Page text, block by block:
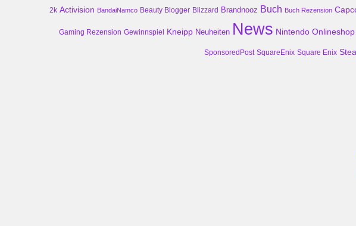
2k Activision BandaiNamco Beauty Blogger Blizzard Brandnooz Buch Buch Rezension
Gaming Rezension Gewinnspiel Kneipp Neuheiten News Nintendo Onlineshop
SponsoredPost SquareEnix Square Enix